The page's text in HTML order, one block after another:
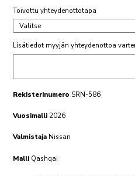
Toivottu yhteydenottotapa
Lisätiedot myyjän yhteydenottoa
Rekisterinumero SRN-586
Vuosimalli 2026
Valmistaja Nissan
Malli Qashqai